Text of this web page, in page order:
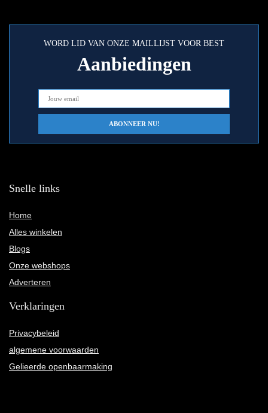
WORD LID VAN ONZE MAILLIJST VOOR BEST
Aanbiedingen
Snelle links
Home
Alles winkelen
Blogs
Onze webshops
Adverteren
Verklaringen
Privacybeleid
algemene voorwaarden
Gelieerde openbaarmaking